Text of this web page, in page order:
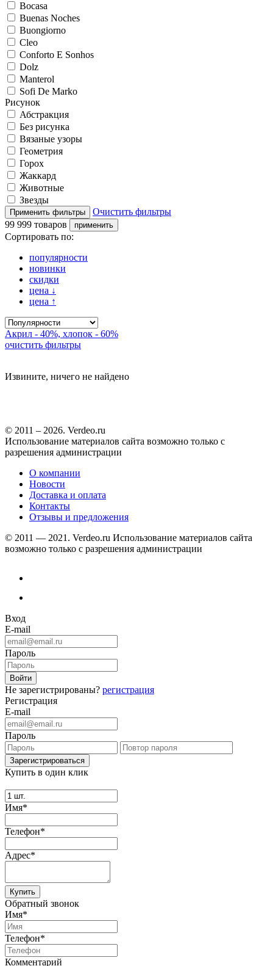
Bocasa
Buenas Noches
Buongiorno
Cleo
Conforto E Sonhos
Dolz
Manterol
Sofi De Marko
Рисунок
Абстракция
Без рисунка
Вязаные узоры
Геометрия
Горох
Жаккард
Животные
Звезды
Очистить фильтры
99 999 товаров
Сортировать по:
популярности
новинки
скидки
цена ↓
цена ↑
Акрил - 40%, хлопок - 60%
очистить фильтры
Извините, ничего не найдено
© 2011 – 2026. Verdeo.ru
Использование материалов сайта возможно только с
разрешения администрации
О компании
Новости
Доставка и оплата
Контакты
Отзывы и предложения
© 2011 — 2021. Verdeo.ru Использование материалов сайта
возможно только с разрешения администрации
Вход
E-mail
Пароль
Не зарегистрированы? регистрация
Регистрация
E-mail
Пароль
Купить в один клик
Имя*
Телефон*
Адрес*
Купить
Обратный звонок
Имя*
Телефон*
Комментарий